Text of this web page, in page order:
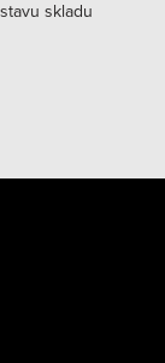
skladu